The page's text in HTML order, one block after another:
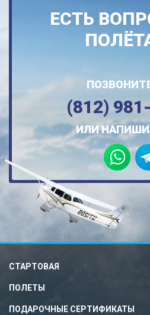
ЕСТЬ
(812)
ИЛИ
СТАРТОВАЯ
ПОЛЕТЫ
ПОДАРОЧНЫЕ СЕРТИФИКАТЫ